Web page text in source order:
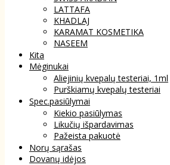
LATTAFA
KHADLAJ
KARAMAT KOSMETIKA
NASEEM
Kita
Mėginukai
Aliejinių kvepalų testeriai, 1ml
Purškiamų kvepalų testeriai
Spec.pasiūlymai
Kiekio pasiūlymas
Likučių išpardavimas
Pažeista pakuotė
Norų sąrašas
Dovanų idėjos